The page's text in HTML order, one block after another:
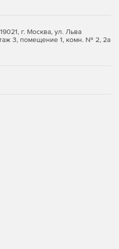
г. Москва, ул. Льва
3, помещение 1, комн. № 2, 2а